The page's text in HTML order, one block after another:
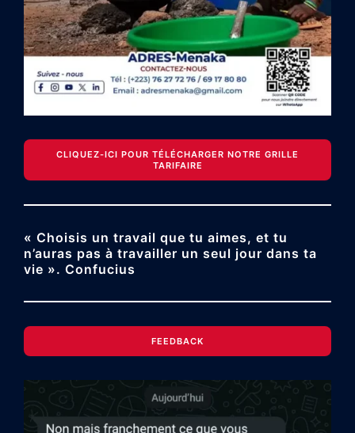
CLIQUEZ-ICI POUR TÉLÉCHARGER NOTRE GRILLE
TARIFAIRE
« Choisis un travail que tu aimes, et tu
n’auras pas à travailler un seul jour dans ta
vie ». Confucius
FEEDBACK